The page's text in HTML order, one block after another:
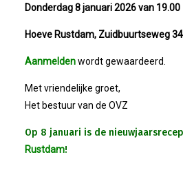
22-06-
31 Mei
20 Mei
Donderdag 8 januari 2026 van 19.00
Hoeve Rustdam, Zuidbuurtseweg
Aanmeldenwordt gewaardeerd.
Met vriendelijke groet,
Het bestuur van de OVZ
Op 8 januari is de
Rustdam!